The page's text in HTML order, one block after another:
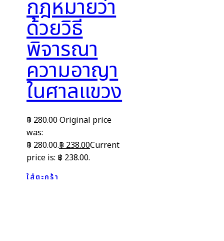
กฎหมายว่า
ด้วยวิธี
พิจารณา
ความอาญา
ในศาลแขวง
฿280.00Original price
was:
฿ 280.00.฿238.00Current
price is: ฿ 238.00.
ใส่ตะกร้า